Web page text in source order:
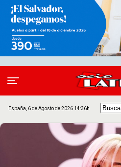
España, 6 de Agosto de 2026 14:36h